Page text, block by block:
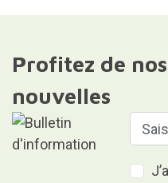
Profitez de
nouvelles